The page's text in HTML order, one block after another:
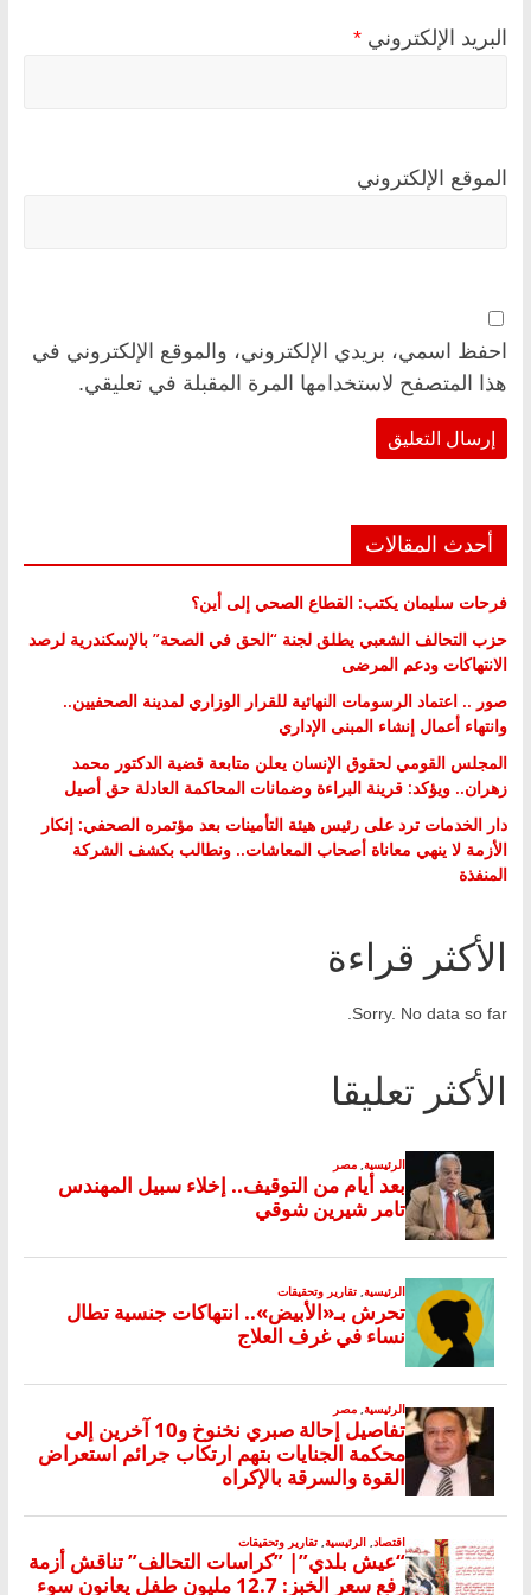
البريد الإلكتروني *
الموقع الإلكتروني
احفظ اسمي، بريدي الإلكتروني، والموقع الإلكتروني في
هذا المتصفح لاستخدامها المرة المقبلة في تعليقي.
أحدث المقالات
فرحات سليمان يكتب: القطاع الصحي إلى أين؟
حزب التحالف الشعبي يطلق لجنة “الحق في الصحة” بالإسكندرية لرصد
الانتهاكات ودعم المرضى
صور .. اعتماد الرسومات النهائية للقرار الوزاري لمدينة الصحفيين..
وانتهاء أعمال إنشاء المبنى الإداري
المجلس القومي لحقوق الإنسان يعلن متابعة قضية الدكتور محمد
زهران.. ويؤكد: قرينة البراءة وضمانات المحاكمة العادلة حق أصيل
دار الخدمات ترد على رئيس هيئة التأمينات بعد مؤتمره الصحفي: إنكار
الأزمة لا ينهي معاناة أصحاب المعاشات.. ونطالب بكشف الشركة
المنفذة
الأكثر قراءة
Sorry. No data so far.
الأكثر تعليقا